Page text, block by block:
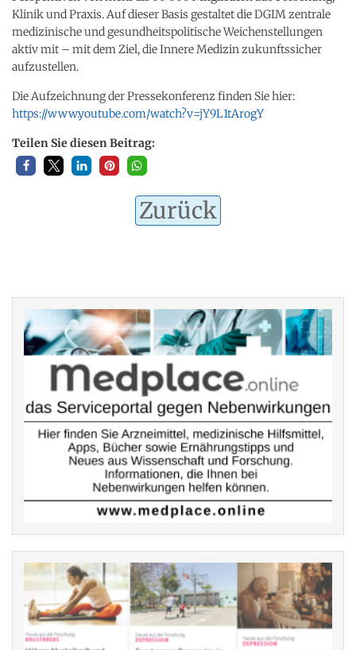
Klinik und Praxis. Auf dieser Basis gestaltet die DGIM zentrale
medizinische und gesundheitspolitische Weichenstellungen
aktiv mit – mit dem Ziel, die Innere Medizin zukunftssicher
aufzustellen.
Die Aufzeichnung der Pressekonferenz finden Sie hier:
https://www.youtube.com/watch?v=jY9L1tArogY
Teilen Sie diesen Beitrag:
Zurück